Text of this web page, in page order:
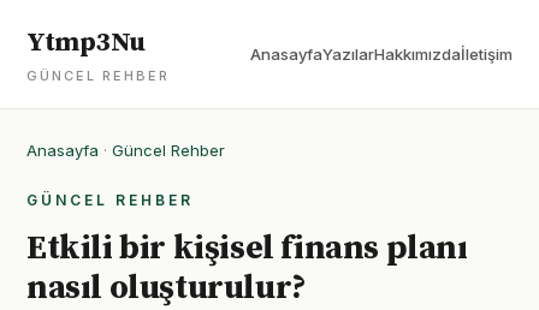
Ytmp3Nu
GÜNCEL REHBER
AnasayfaYazılarHakkımızdaİletişim
Anasayfa · Güncel Rehber
GÜNCEL REHBER
Etkili bir kişisel finans planı
nasıl oluşturulur?